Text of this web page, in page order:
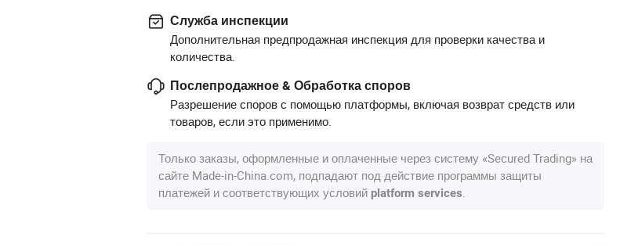
Служба инспекции
Дополнительная предпродажная инспекция для проверки качества и
количества.
Послепродажное & Обработка споров
Разрешение споров с помощью платформы, включая возврат средств или
товаров, если это применимо.
Только заказы, оформленные и оплаченные через систему «Secured Trading» на
сайте Made-in-China.com, подпадают под действие программы защиты
платежей и соответствующих условий platform services